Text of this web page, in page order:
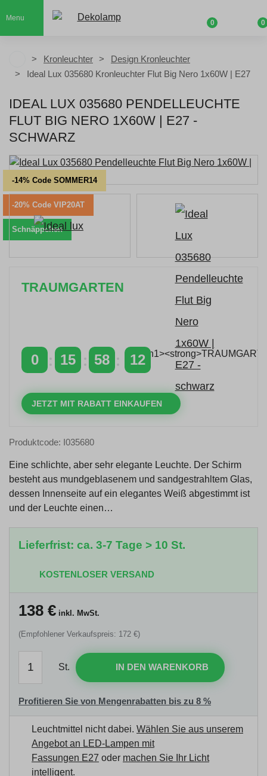
Menu
0 0
Kronleuchter
Design Kronleuchter
Ideal Lux 035680 Kronleuchter Flut Big Nero 1x60W | E27
IDEAL LUX 035680 PENDELLEUCHTE
FLUT BIG NERO 1X60W | E27 -
SCHWARZ
-14% Code SOMMER14
-20% Code VIP20AT
Schnäppchen
TRAUMGARTEN
0 15 58 12
JETZT MIT RABATT EINKAUFEN
Produktcode: I035680
Eine schlichte, aber sehr elegante Leuchte. Der Schirm
besteht aus mundgeblasenem und sandgestrahltem Glas,
dessen Innenseite auf ein elegantes Weiß abgestimmt ist
und der Leuchte einen…
Lieferfrist: ca. 3-7 Tage > 10 St.
KOSTENLOSER VERSAND
138 € inkl. MwSt.
(Empfohlener Verkaufspreis: 172 €)
St. IN DEN WARENKORB
Profitieren Sie von Mengenrabatten bis zu 8 %
Leuchtmittel nicht dabei. Wählen Sie aus unserem
Angebot an LED-Lampen mit
Fassungen E27 oder machen Sie Ihr Licht
intelligent.